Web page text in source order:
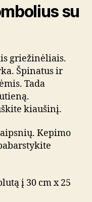
su
griežinėliais.
Špinatus ir
Tada
kiaušinį.
Kepimo
į 30 cm x 25